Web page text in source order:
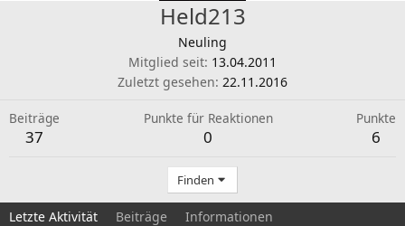
Held213
Neuling
Mitglied seit 13.04.2011
Zuletzt gesehen 22.11.2016
Beiträge
37
Punkte für Reaktionen
0
Punkte
6
Finden
Letzte Aktivität Beiträge Informationen